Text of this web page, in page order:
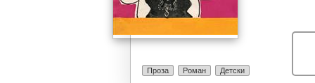
Проза Роман Детски